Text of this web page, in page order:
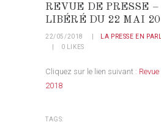
REVUE DE PRESSE
LIBÉRÉ DU 22 MAI
22/05/2018 LA PRESSE EN
0
LIKES
Cliquez sur le lien suivant :
2018
TAGS: